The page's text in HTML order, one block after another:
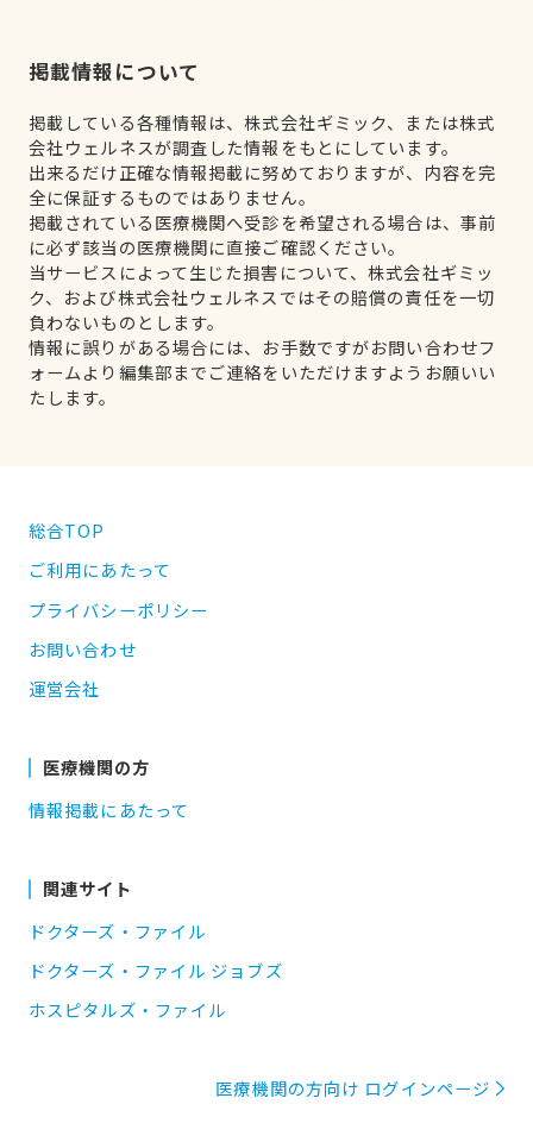
掲載情報について
掲載している各種情報は、株式会社ギミック、または株式
会社ウェルネスが調査した情報をもとにしています。
出来るだけ正確な情報掲載に努めておりますが、内容を完
全に保証するものではありません。
掲載されている医療機関へ受診を希望される場合は、事前
に必ず該当の医療機関に直接ご確認ください。
当サービスによって生じた損害について、株式会社ギミッ
ク、および株式会社ウェルネスではその賠償の責任を一切
負わないものとします。
情報に誤りがある場合には、お手数ですがお問い合わせフ
ォームより編集部までご連絡をいただけますようお願いい
たします。
総合TOP
ご利用にあたって
プライバシーポリシー
お問い合わせ
運営会社
医療機関の方
情報掲載にあたって
関連サイト
ドクターズ・ファイル
ドクターズ・ファイル ジョブズ
ホスピタルズ・ファイル
医療機関の方向け ログインページ